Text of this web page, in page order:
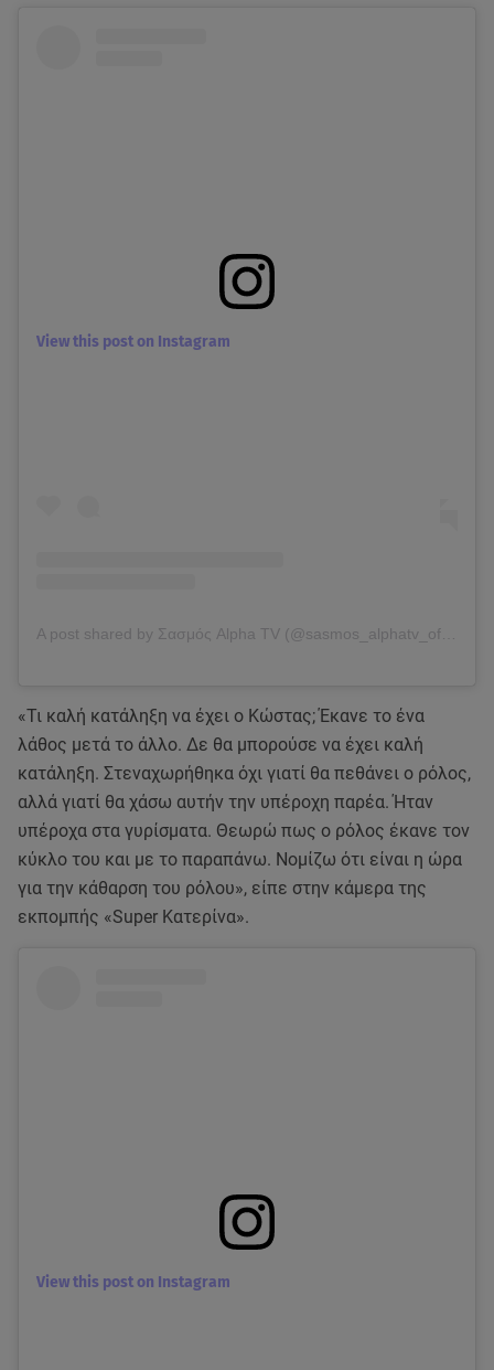
View this post on Instagram
«Τι καλή κατάληξη να έχει ο Κώστας; Έκανε το ένα
λάθος μετά το άλλο. Δε θα μπορούσε να έχει καλή
κατάληξη. Στεναχωρήθηκα όχι γιατί θα πεθάνει ο ρόλος,
αλλά γιατί θα χάσω αυτήν την υπέροχη παρέα. Ήταν
υπέροχα στα γυρίσματα. Θεωρώ πως ο ρόλος έκανε τον
κύκλο του και με το παραπάνω. Νομίζω ότι είναι η ώρα
για την κάθαρση του ρόλου», είπε στην κάμερα της
εκπομπής «Super Κατερίνα».
View this post on Instagram